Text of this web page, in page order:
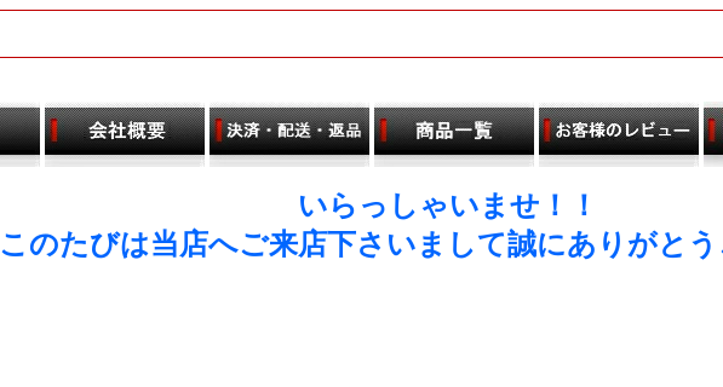
いらっしゃいませ！！
このたびは当店へご来店下さいまして誠にありがとう